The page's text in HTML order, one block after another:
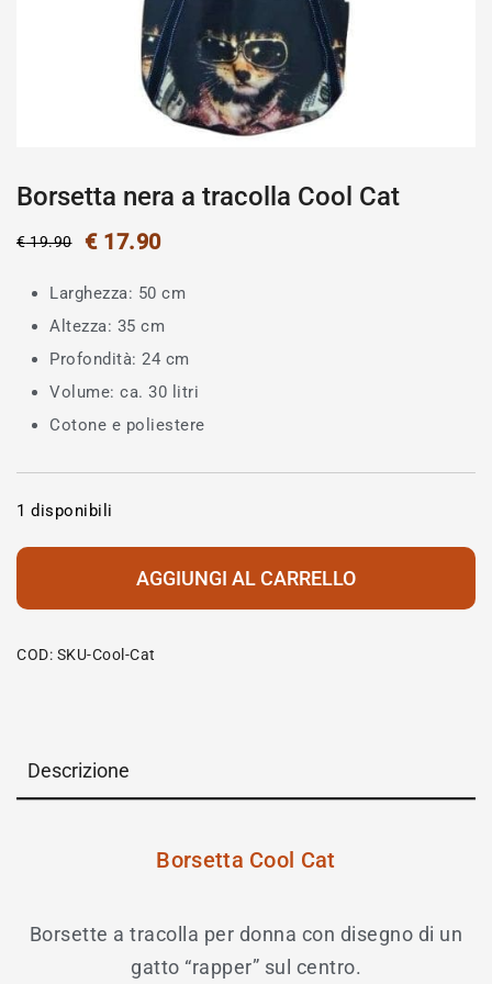
Borsetta nera a tracolla Cool Cat
€19.90 €17.90
Larghezza: 50 cm
Altezza: 35 cm
Profondità: 24 cm
Volume: ca. 30 litri
Cotone e poliestere
1 disponibili
AGGIUNGI AL CARRELLO
COD: SKU-Cool-Cat
Descrizione
Borsetta Cool Cat
Borsette a tracolla per donna con disegno di un
gatto “rapper” sul centro.